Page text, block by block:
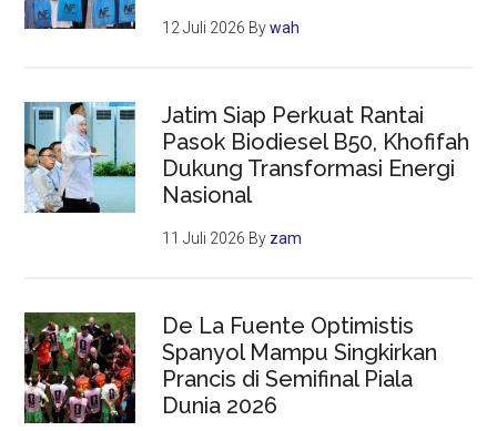
12 Juli 2026 Bywah
Jatim Siap Perkuat Rantai
Pasok Biodiesel B50, Khofifah
Dukung Transformasi Energi
Nasional
11 Juli 2026 By zam
De La Fuente Optimistis
Spanyol Mampu Singkirkan
Prancis di Semifinal Piala
Dunia 2026